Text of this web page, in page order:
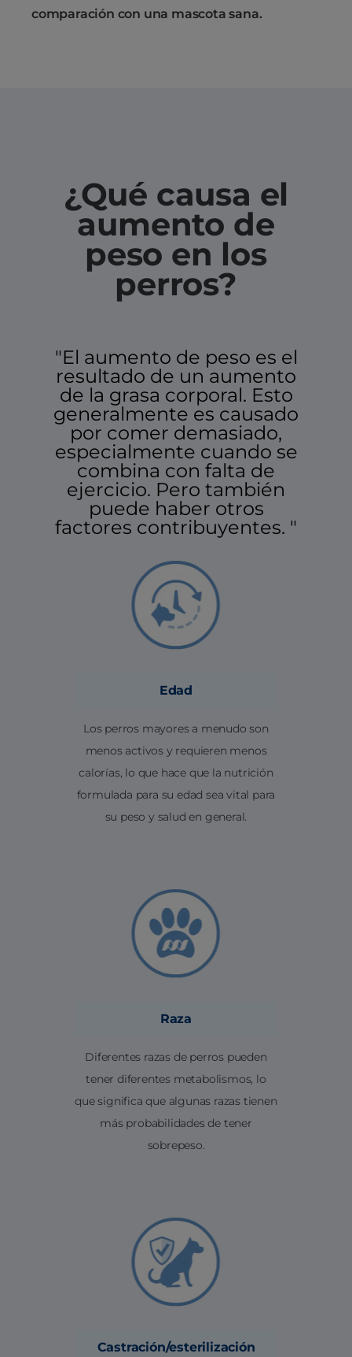
comparación con una mascota sana.
¿Qué causa el
aumento de
peso en los
perros?
"El aumento de peso es el
resultado de un aumento
de la grasa corporal. Esto
generalmente es causado
por comer demasiado,
especialmente cuando se
combina con falta de
ejercicio. Pero también
puede haber otros
factores contribuyentes. "
Edad
Los perros mayores a menudo son
menos activos y requieren menos
calorías, lo que hace que la nutrición
formulada para su edad sea vital para
su peso y salud en general.
Raza
Diferentes razas de perros pueden
tener diferentes metabolismos, lo
que significa que algunas razas tienen
más probabilidades de tener
sobrepeso.
Castración/esterilización